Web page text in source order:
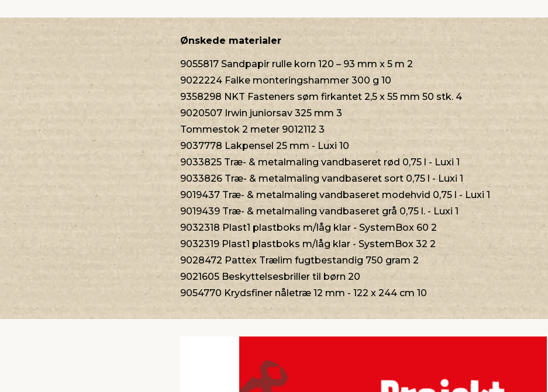
Ønskede materialer
9055817 Sandpapir rulle korn 120 – 93 mm x 5 m 2
9022224 Falke monteringshammer 300 g 10
9358298 NKT Fasteners søm firkantet 2,5 x 55 mm 50 stk. 4
9020507 Irwin juniorsav 325 mm 3
Tommestok 2 meter 9012112 3
9037778 Lakpensel 25 mm - Luxi 10
9033825 Træ- & metalmaling vandbaseret rød 0,75 l - Luxi 1
9033826 Træ- & metalmaling vandbaseret sort 0,75 l - Luxi 1
9019437 Træ- & metalmaling vandbaseret modehvid 0,75 l - Luxi 1
9019439 Træ- & metalmaling vandbaseret grå 0,75 l. - Luxi 1
9032318 Plast1 plastboks m/låg klar - SystemBox 60 2
9032319 Plast1 plastboks m/låg klar - SystemBox 32 2
9028472 Pattex Trælim fugtbestandig 750 gram 2
9021605 Beskyttelsesbriller til børn 20
9054770 Krydsfiner nåletræ 12 mm - 122 x 244 cm 10